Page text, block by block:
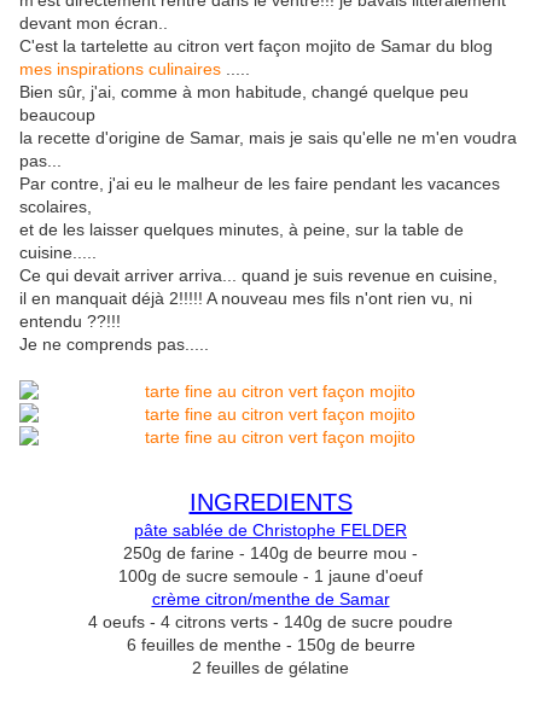
devant mon écran..
C'est la tartelette au citron vert façon mojito de Samar du blog
mes inspirations culinaires
Bien sûr, j'ai, comme à mon habitude, changé quelque peu
beaucoup
la recette d'origine de Samar, mais je sais qu'elle ne m'en voudra
pas...
Par contre, j'ai eu le malheur de les faire pendant les vacances
scolaires,
et de les laisser quelques minutes, à peine, sur la table de
cuisine.....
Ce qui devait arriver arriva... quand je suis revenue en cuisine,
il en manquait déjà 2!!!!! A nouveau mes fils n'ont rien vu, ni
entendu ??!!!
Je ne comprends pas.....
INGREDIENTS
pâte sablée de Christophe FELDER
250g de farine - 140g de beurre mou -
100g de sucre semoule - 1 jaune d'oeuf
crème citron/menthe de Samar
4 oeufs - 4 citrons verts - 140g de sucre poudre
6 feuilles de menthe - 150g de beurre
2 feuilles de gélatine